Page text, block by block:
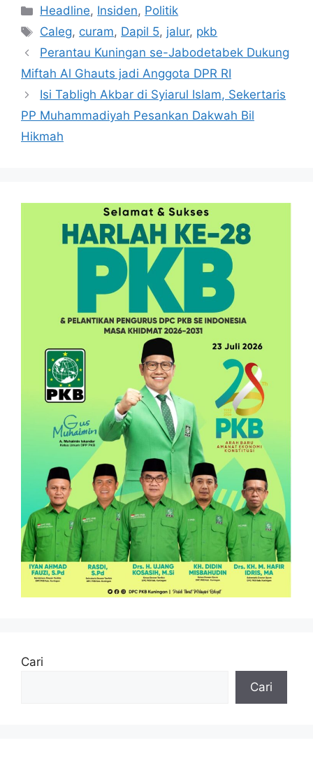
Kategori
Headline, Insiden, Politik
Tag
Caleg, curam, Dapil 5, jalur, pkb
Perantau Kuningan se-Jabodetabek Dukung
Miftah Al Ghauts jadi Anggota DPR RI
Isi Tabligh Akbar di Syiarul Islam, Sekertaris
PP Muhammadiyah Pesankan Dakwah Bil
Hikmah
Cari
Cari